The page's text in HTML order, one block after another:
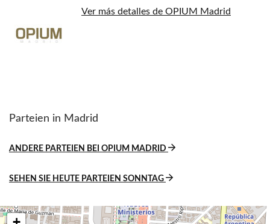
Ver más detalles de OPIUM Madrid
Parteien in Madrid
ANDERE PARTEIEN BEI OPIUM MADRID
SEHEN SIE HEUTE PARTEIEN SONNTAG